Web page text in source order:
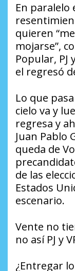
En paralelo
quieren
mojarse”,
Popular,
el regresó
Lo que
cielo va y
regresa y
Juan Pablo
queda de
de las
Estados
escenario.
Vente no
no así PJ y
¿Entregar